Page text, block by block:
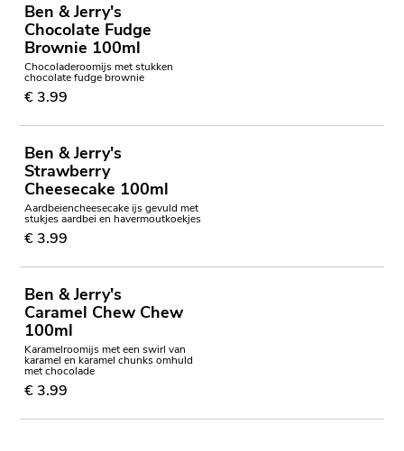
Ben & Jerry's
Chocolate Fudge
Brownie 100ml
Chocoladeroomijs met stukken
chocolate fudge brownie
€ 3.99
Ben & Jerry's
Strawberry
Cheesecake 100ml
Aardbeiencheesecake ijs gevuld met
stukjes aardbei en havermoutkoekjes
€ 3.99
Ben & Jerry's
Caramel Chew Chew
100ml
Karamelroomijs met een swirl van
karamel en karamel chunks omhuld
met chocolade
€ 3.99